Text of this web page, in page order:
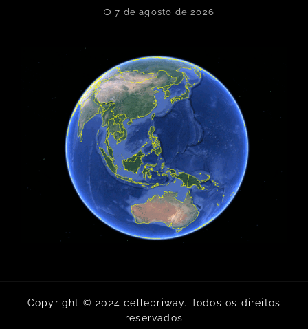
7 de agosto de 2026
Copyright © 2024 cellebriway. Todos os direitos
reservados